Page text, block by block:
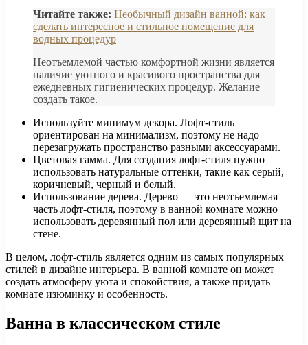
Читайте также: Необычный дизайн ванной: как
сделать интересное и стильное помещение для
водных процедур
Неотъемлемой частью комфортной жизни является
наличие уютного и красивого пространства для
ежедневных гигиенических процедур. Желание
создать такое.
Используйте минимум декора. Лофт-стиль
ориентирован на минимализм, поэтому не надо
перезагружать пространство разными аксессуарами.
Цветовая гамма. Для создания лофт-стиля нужно
использовать натуральные оттенки, такие как серый,
коричневый, черный и белый.
Использование дерева. Дерево — это неотъемлемая
часть лофт-стиля, поэтому в ванной комнате можно
использовать деревянный пол или деревянный щит на
стене.
В целом, лофт-стиль является одним из самых популярных
стилей в дизайне интерьера. В ванной комнате он может
создать атмосферу уюта и спокойствия, а также придать
комнате изюминку и особенность.
Ванна в классическом стиле